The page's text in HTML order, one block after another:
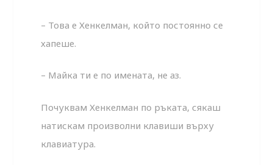
– Това е Хенкелман, който постоянно се
хапеше.
– Майка ти е по имената, не аз.
Почуквам Хенкелман по ръката, сякаш
натискам произволни клавиши върху
клавиатура.